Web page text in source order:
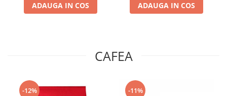
ADAUGA IN COS ADAUGA IN COS
CAFEA
-12% -11%